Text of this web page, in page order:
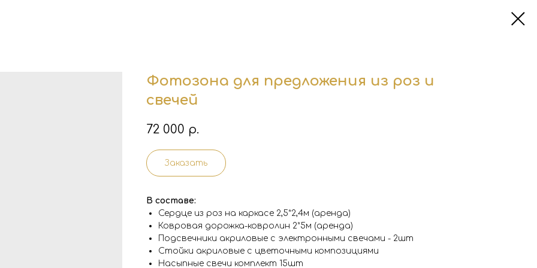
Фотозона для предложения из роз и
свечей
72 000 р.
Заказать
В составе:
Сердце из роз на каркасе 2,5*2,4м (аренда)
Ковровая дорожка-ковролин 2*5м (аренда)
Подсвечники акриловые с электронными свечами - 2шт
Стойки акриловые с цветочными композициями
Насыпные свечи комплект 15шт